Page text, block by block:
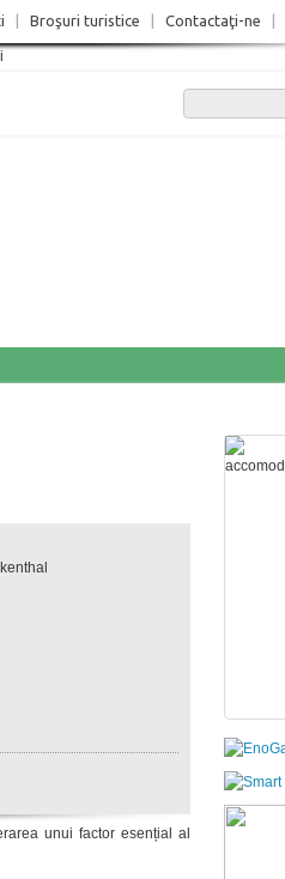
Broşuri turistice Contactaţi-ne
unui factor esențial al